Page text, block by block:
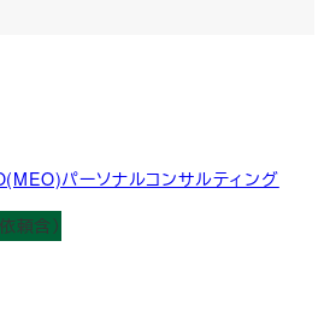
パーソナルコンサルティング
頼含）